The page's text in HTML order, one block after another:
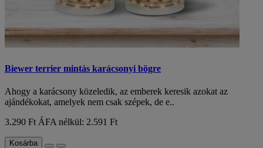
Biewer terrier mintás karácsonyi bögre
Ahogy a karácsony közeledik, az emberek keresik azokat az
ajándékokat, amelyek nem csak szépek, de e..
3.290 Ft ÁFA nélkül: 2.591 Ft
Kosárba